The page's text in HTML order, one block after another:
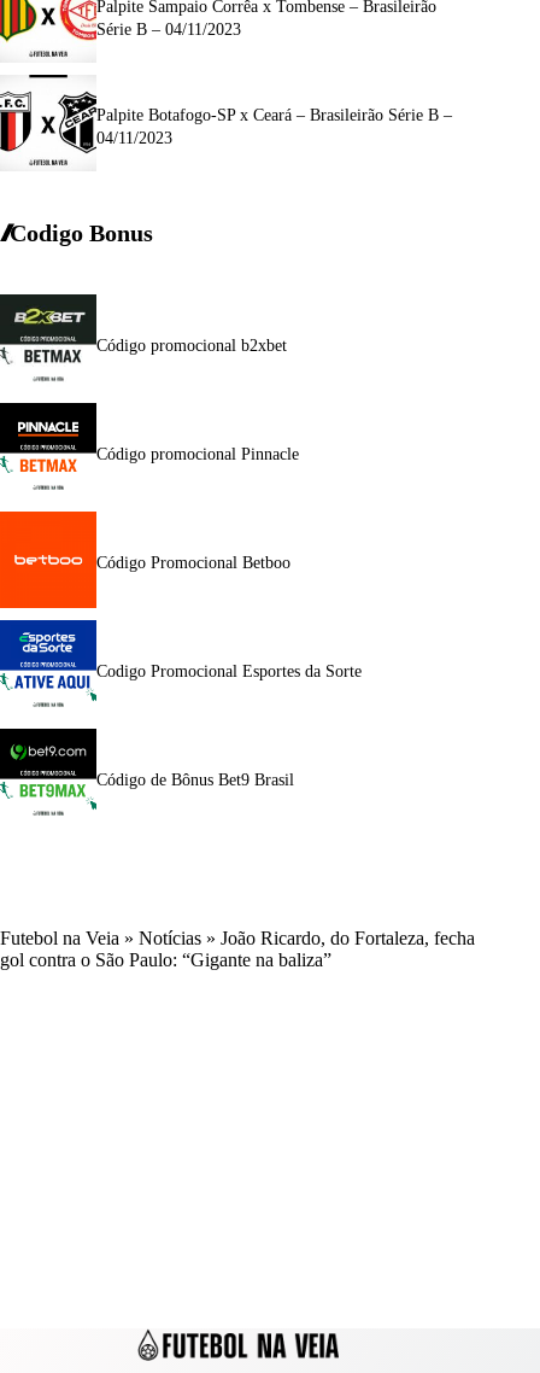
Palpite Sampaio Corrêa x Tombense – Brasileirão
Série B – 04/11/2023
Palpite Botafogo-SP x Ceará – Brasileirão Série B –
04/11/2023
Codigo Bonus
Código promocional b2xbet
Código promocional Pinnacle
Código Promocional Betboo
Codigo Promocional Esportes da Sorte
Código de Bônus Bet9 Brasil
Futebol na Veia » Notícias » João Ricardo, do Fortaleza, fecha
gol contra o São Paulo: “Gigante na baliza”